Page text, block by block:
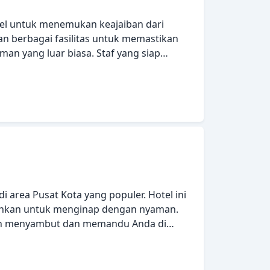
Vincci Via 66 Hotel memenuhi
untuk menemukan keajaiban dari
berbagai fasilitas untuk memastikan
yang luar biasa. Staf yang siap
memandu Anda di Sterling Hotel.
baik dengan adanya fasilitas
- WiFi, akses internet WiFi (gratis),
Untuk meningkatkan kualitas
hotel ini menawarkan fasilitas
menggabungkan keramahan yang
indah untuk membuat kunjungan Anda
area Pusat Kota yang populer. Hotel ini
untuk menginap dengan nyaman.
menyambut dan memandu Anda di
Anda yang nyaman dan beberapa
seperti televisi layar datar, akses
(gratis), bak mandi whirlpool, kamar